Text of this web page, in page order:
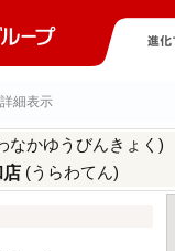
細表示
なかゆうびんきょく)
(うらわてん)